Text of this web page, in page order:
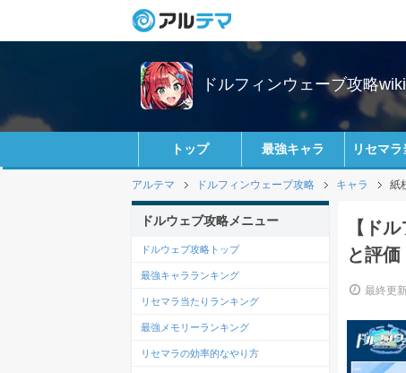
ドルフィンウェーブ攻略wiki
トップ 最強キャラ リセマラ
アルテマ ドルフィンウェーブ攻略 キャラ 紙
【ド
と評価
最終更
ドルウェブ攻略メニュー
ドルウェブ攻略トップ
最強キャラランキング
リセマラ当たりランキング
最強メモリーランキング
リセマラの効率的なやり方